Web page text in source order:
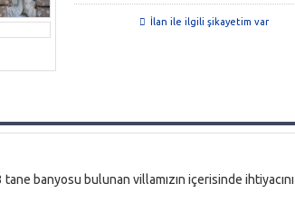
İlan ile ilgili şikayetim var
banyosu bulunan villamızın içerisinde